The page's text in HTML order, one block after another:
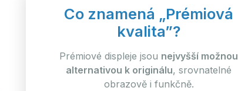
Co znamená „Prémiová
kvalita”?
Prémiové displeje jsou nejvyšší možnou
alternativou k originálu, srovnatelné
obrazově i funkčně.